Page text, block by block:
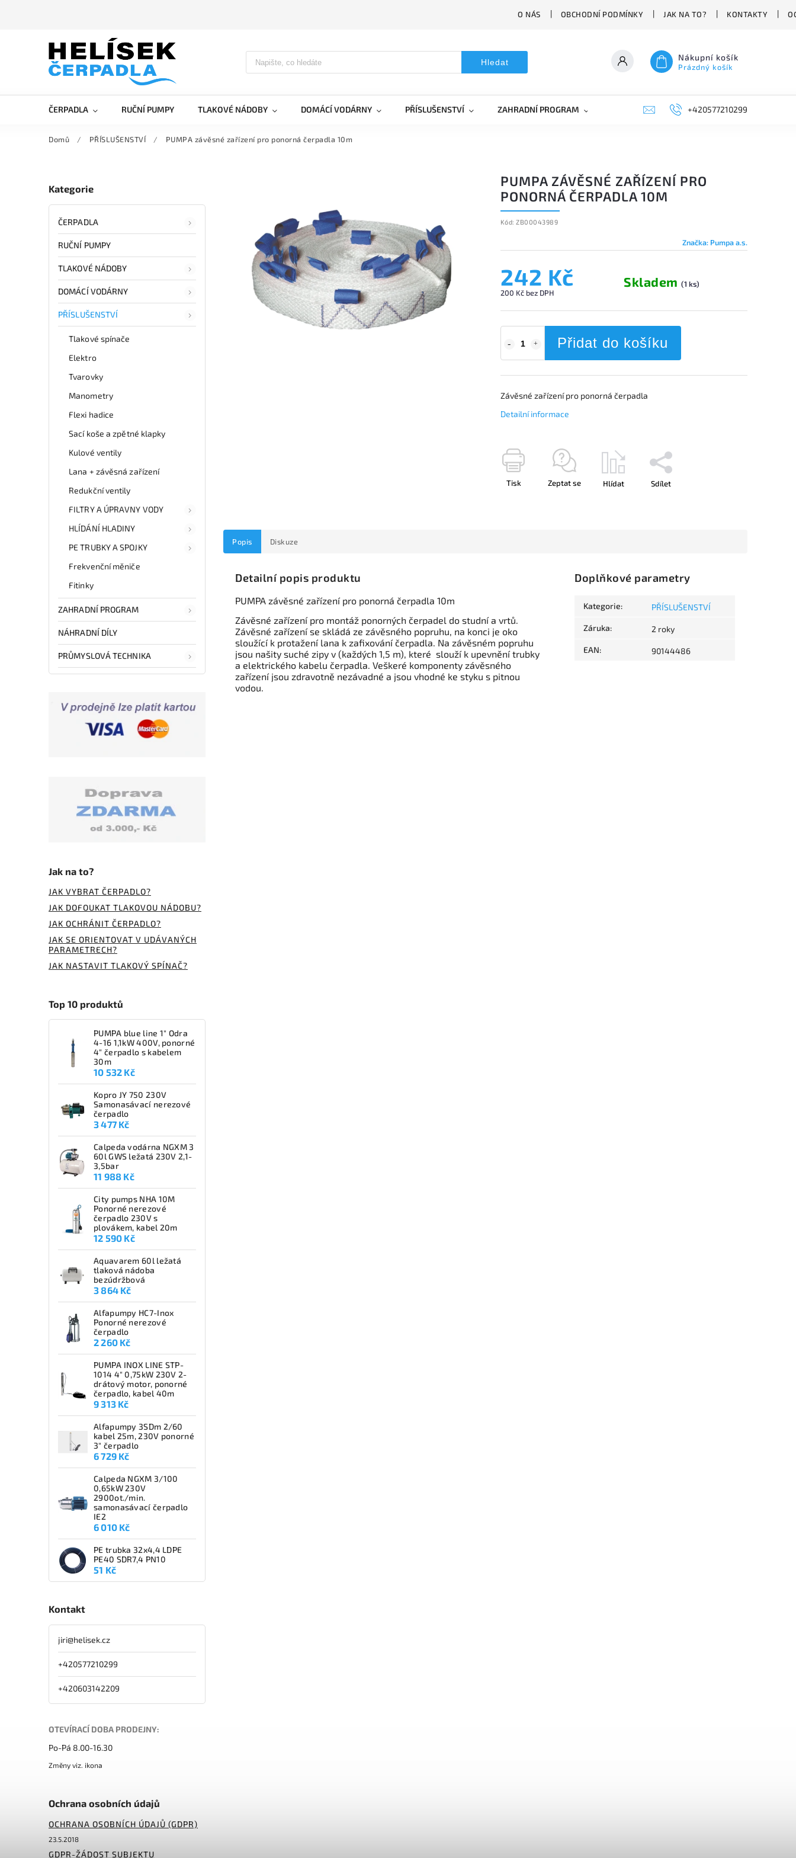
O NÁS OBCHODNÍ PODMÍNKY JAK NA TO? KONTAKTY
Hledat Nákupní košík
Prázdný košík
ČERPADLA RUČNÍ PUMPY TLAKOVÉ NÁDOBY DOMÁCÍ VODÁRNY PŘÍSLUŠENSTVÍ ZAHRADNÍ PROGRAM NÁHRADNÍ DÍLY PRŮMYSLOVÁ TECHNIKA
+420577210299
Domů / PŘÍSLUŠENSTVÍ / PUMPA závěsné zařízení pro ponorná čerpadla 10m
Kategorie
ČERPADLA
RUČNÍ PUMPY
TLAKOVÉ NÁDOBY
DOMÁCÍ VODÁRNY
PŘÍSLUŠENSTVÍ
Tlakové spínače
Elektro
Tvarovky
Manometry
Flexi hadice
Sací koše a zpětné klapky
Kulové ventily
Lana + závěsná zařízení
Redukční ventily
FILTRY A ÚPRAVNY VODY
HLÍDÁNÍ HLADINY
PE TRUBKY A SPOJKY
Frekvenční měniče
Fitinky
ZAHRADNÍ PROGRAM
NÁHRADNÍ DÍLY
PRŮMYSLOVÁ TECHNIKA
Jak na to?
JAK VYBRAT ČERPADLO?
JAK DOFOUKAT TLAKOVOU NÁDOBU?
JAK OCHRÁNIT ČERPADLO?
JAK SE ORIENTOVAT V UDÁVANÝCH
PARAMETRECH?
JAK NASTAVIT TLAKOVÝ SPÍNAČ?
Top 10 produktů
PUMPA blue line 1" Odra
4-16 1,1kW 400V, ponorné
4" čerpadlo s kabelem
30m
10 532 Kč
Kopro JY 750 230V
Samonasávací nerezové
čerpadlo
3 477 Kč
Calpeda vodárna NGXM 3
60l GWS ležatá 230V 2,1-
3,5bar
11 988 Kč
City pumps NHA 10M
Ponorné nerezové
čerpadlo 230V s
plovákem, kabel 20m
12 590 Kč
Aquavarem 60l ležatá
tlaková nádoba
bezúdržbová
3 864 Kč
Alfapumpy HC7-Inox
Ponorné nerezové
čerpadlo
2 260 Kč
PUMPA INOX LINE STP-
1014 4" 0,75kW 230V 2-
drátový motor, ponorné
čerpadlo, kabel 40m
9 313 Kč
Alfapumpy 3SDm 2/60
kabel 25m, 230V ponorné
3" čerpadlo
6 729 Kč
Calpeda NGXM 3/100
0,65kW 230V
2900ot./min.
samonasávací čerpadlo
IE2
6 010 Kč
PE trubka 32x4,4 LDPE
PE40 SDR7,4 PN10
51 Kč
Kontakt
jiri@helisek.cz
+420577210299
+420603142209
OTEVÍRACÍ DOBA PRODEJNY:
Po-Pá 8.00-16.30
Změny viz. ikona
Ochrana osobních údajů
OCHRANA OSOBNÍCH ÚDAJŮ (GDPR)
23.5.2018
GDPR-ŽÁDOST SUBJEKTU
PUMPA ZÁVĚSNÉ ZAŘÍZENÍ PRO
PONORNÁ ČERPADLA 10M
Kód: ZB00043989
Značka: Pumpa a.s.
242 Kč
200 Kč bez DPH
Skladem(1 ks)
Přidat do košíku
Závěsné zařízení pro ponorná čerpadla
Detailní informace
Tisk Zeptat se Hlídat Sdílet
Popis Diskuze
Detailní popis produktu
PUMPA závěsné zařízení pro ponorná čerpadla 10m
Závěsné zařízení pro montáž ponorných čerpadel do studní a vrtů.
Závěsné zařízení se skládá ze závěsného popruhu, na konci je oko
sloužící k protažení lana k zafixování čerpadla. Na závěsném popruhu
jsou našity suché zipy v (každých 1,5 m), které slouží k upevnění trubky
a elektrického kabelu čerpadla. Veškeré komponenty závěsného
zařízení jsou zdravotně nezávadné a jsou vhodné ke styku s pitnou
vodou.
Doplňkové parametry
Kategorie: PŘÍSLUŠENSTVÍ
Záruka: 2 roky
EAN: 90144486